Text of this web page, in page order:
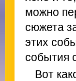
можно
сюжета
этих
события
Вот